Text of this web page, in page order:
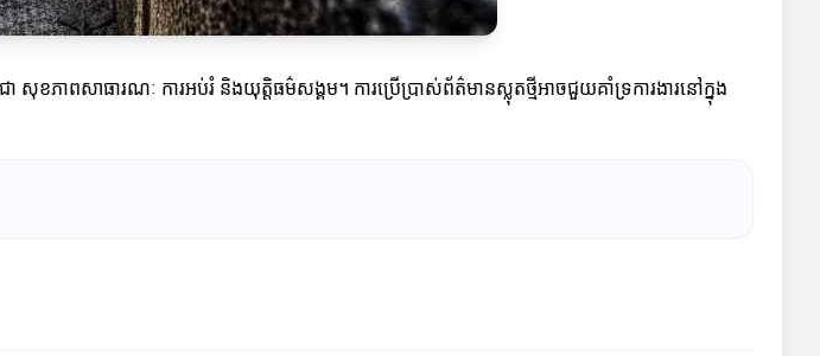
ខភាពសាធារណៈ ការអប់រំ និងយុត្តិធម៌សង្គម។ ការប្រើប្រាស់ព័ត៌មានស្លុតថ្មីអាចជួយគាំទ្រការងារនៅក្នុង